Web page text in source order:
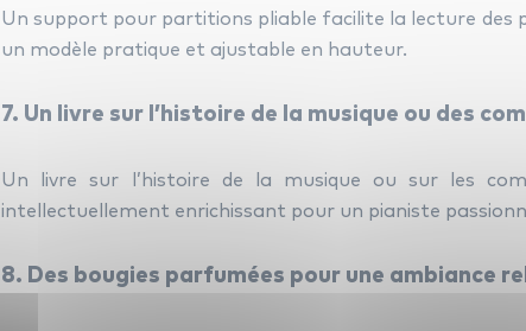
Un support pour partitions pliable facilite la lecture des
un modèle pratique et ajustable en hauteur.
7. Un livre sur l’histoire de la musique ou des
Un livre sur l’histoire de la musique ou sur les
intellectuellement enrichissant pour un pianiste
8. Des bougies parfumées pour une ambiance